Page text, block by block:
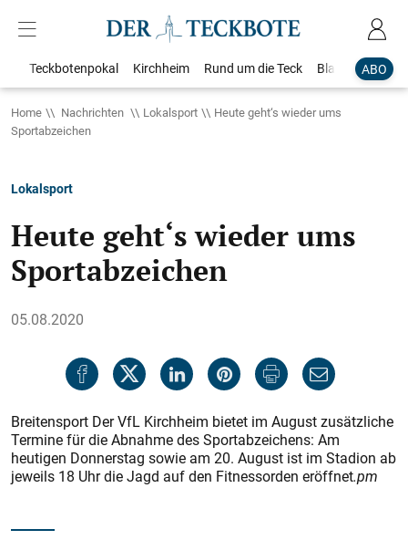
ABO
Teckbotenpokal Kirchheim Rund um die Teck Blaulicht
Home Nachrichten Lokalsport
Heute geht‘s wieder ums
Sportabzeichen
Lokalsport
Heute geht‘s wieder ums
Sportabzeichen
05.08.2020
Breitensport Der VfL Kirchheim bietet im August zusätzliche
Termine für die Abnahme des Sportabzeichens: Am
heutigen Donnerstag sowie am 20. August ist im Stadion ab
jeweils 18 Uhr die Jagd auf den Fitnessorden eröffnet.pm